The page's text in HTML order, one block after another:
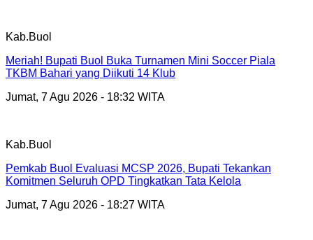
Kab.Buol
Meriah! Bupati Buol Buka Turnamen Mini Soccer Piala
TKBM Bahari yang Diikuti 14 Klub
Jumat, 7 Agu 2026 - 18:32 WITA
Kab.Buol
Pemkab Buol Evaluasi MCSP 2026, Bupati Tekankan
Komitmen Seluruh OPD Tingkatkan Tata Kelola
Jumat, 7 Agu 2026 - 18:27 WITA